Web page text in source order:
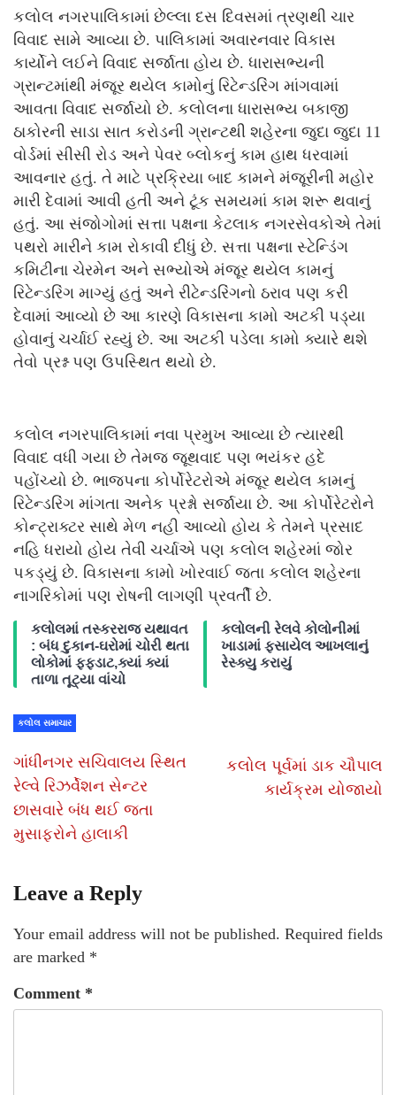
કલોલ નગરપાલિકામાં છેલ્લા દસ દિવસમાં ત્રણથી ચાર
વિવાદ સામે આવ્યા છે. પાલિકામાં અવારનવાર વિકાસ
કાર્યોને લઈને વિવાદ સર્જાતા હોય છે. ધારાસભ્યની
ગ્રાન્ટમાંથી મંજૂર થયેલ કામોનું રિટેન્ડરિંગ માંગવામાં
આવતા વિવાદ સર્જાયો છે. કલોલના ધારાસભ્ય બકાજી
ઠાકોરની સાડા સાત કરોડની ગ્રાન્ટથી શહેરના જુદા જુદા 11
વોર્ડમાં સીસી રોડ અને પેવર બ્લોકનું કામ હાથ ધરવામાં
આવનાર હતું. તે માટે પ્રક્રિયા બાદ કામને મંજૂરીની મહોર
મારી દેવામાં આવી હતી અને ટૂંક સમયમાં કામ શરૂ થવાનું
હતું. આ સંજોગોમાં સત્તા પક્ષના કેટલાક નગરસેવકોએ તેમાં
પથરો મારીને કામ રોકાવી દીધું છે. સત્તા પક્ષના સ્ટેન્ડિંગ
કમિટીના ચેરમેન અને સભ્યોએ મંજૂર થયેલ કામનું
રિટેન્ડરિંગ માગ્યું હતું અને રીટેન્ડરિંગનો ઠરાવ પણ કરી
દેવામાં આવ્યો છે આ કારણે વિકાસના કામો અટકી પડ્યા
હોવાનું ચર્ચાઈ રહ્યું છે. આ અટકી પડેલા કામો ક્યારે થશે
તેવો પ્રશ્ન પણ ઉપસ્થિત થયો છે.
કલોલ નગરપાલિકામાં નવા પ્રમુખ આવ્યા છે ત્યારથી
વિવાદ વધી ગયા છે તેમજ જૂથવાદ પણ ભયંકર હદે
પહોંચ્યો છે. ભાજપના કોર્પોરેટરોએ મંજૂર થયેલ કામનું
રિટેન્ડરિંગ માંગતા અનેક પ્રશ્નો સર્જાયા છે. આ કોર્પોરેટરોને
કોન્ટ્રાક્ટર સાથે મેળ નહી આવ્યો હોય કે તેમને પ્રસાદ
નહિ ધરાયો હોય તેવી ચર્ચાએ પણ કલોલ શહેરમાં જોર
પકડ્યું છે. વિકાસના કામો ખોરવાઈ જતા કલોલ શહેરના
નાગરિકોમાં પણ રોષની લાગણી પ્રવર્તી છે.
કલોલમાં તસ્કરરાજ યથાવત
: બંધ દુકાન-ઘરોમાં ચોરી થતા
લોકોમાં ફફડાટ,ક્યાં ક્યાં
તાળા તૂટ્યા વાંચો
કલોલની રેલવે કોલોનીમાં
ખાડામાં ફસાયેલ આખલાનું
રેસ્ક્યુ કરાયું
કલોલ સમાચાર
ગાંધીનગર સચિવાલય સ્થિત
રેલ્વે રિઝર્વેશન સેન્ટર
છાસવારે બંધ થઈ જતા
મુસાફરોને હાલાકી
કલોલ પૂર્વમાં ડાક ચૌપાલ
કાર્યક્રમ યોજાયો
Leave a Reply
Your email address will not be published. Required fields
are marked *
Comment *